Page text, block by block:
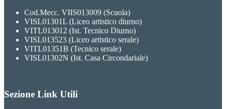
Cod.Mecc. VIIS013009 (Scuola)
VISL01301L (Liceo artistico diurno)
VITL013012 (Ist. Tecnico Diurno)
VISL013523 (Liceo artistico serale)
VITL01351B (Tecnico serale)
VISL01302N (Ist. Casa Circondariale)
Sezione Link Utili